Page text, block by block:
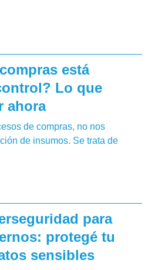
está
Lo que
ahora
de compras, no nos
de insumos. Se trata de
para
protegé tu
sensibles